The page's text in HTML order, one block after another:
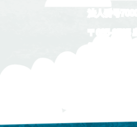
開庁日：月